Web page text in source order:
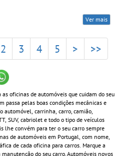
Ver mais
2 3 4 5 > >>
oficinas de automóveis que cuidam do seu
passa pelas boas condições mecânicas e
automóvel, carrinha, carro, camião,
SUV, cabriolet e todo o tipo de veículos
lhe convém para ter o seu carro sempre
de automóveis em Portugal, com nome,
de cada oficina para carros. Marque a
do seu carro. Automóveis novos